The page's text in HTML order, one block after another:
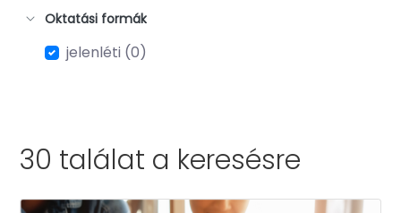
Oktatási formák
jelenléti (0)
30 találat a keresésre